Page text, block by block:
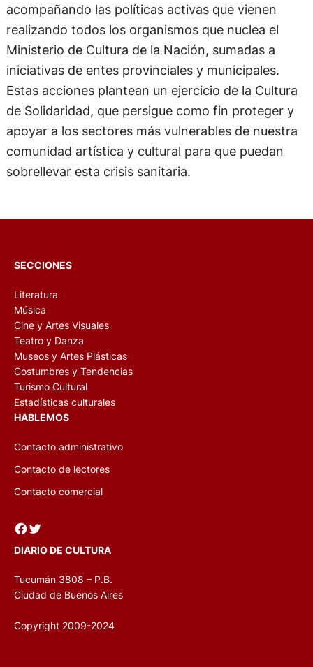
acompañando las políticas activas que vienen
realizando todos los organismos que nuclea el
Ministerio de Cultura de la Nación, sumadas a
iniciativas de entes provinciales y municipales.
Estas acciones plantean un ejercicio de la Cultura
de Solidaridad, que persigue como fin proteger y
apoyar a los sectores más vulnerables de nuestra
comunidad artística y cultural para que puedan
sobrellevar esta crisis sanitaria.
SECCIONES
Literatura
Música
Cine y Artes Visuales
Teatro y Danza
Museos y Artes Plásticas
Costumbres y Tendencias
Turismo Cultural
Estadísticas culturales
HABLEMOS
Contacto administrativo
Contacto de lectores
Contacto comercial
Facebook Twitter
DIARIO DE CULTURA
Tucumán 3808 – P.B.
Ciudad de Buenos Aires
Copyright 2009-2024